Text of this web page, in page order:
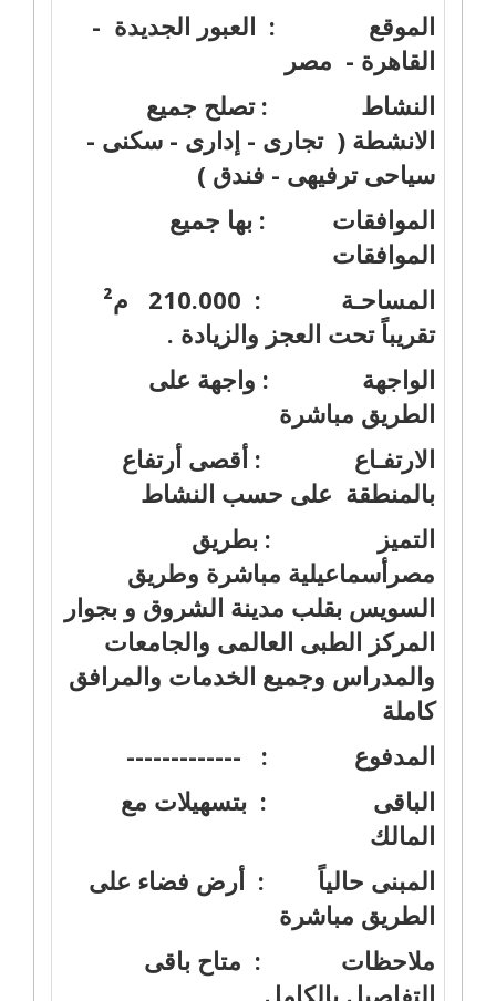
الموقع : العبور الجديدة -
القاهرة - مصر
النشاط : تصلح جميع
الانشطة ( تجارى - إدارى - سكنى -
سياحى ترفيهى - فندق )
الموافقات : بها جميع
الموافقات
تقريباً تحت العجز والزيادة .
الواجهة : واجهة على
الطريق مباشرة
الارتفـاع : أقصى أرتفاع
بالمنطقة على حسب النشاط
التميز : بطريق
مصرأسماعيلية مباشرة وطريق
السويس بقلب مدينة الشروق و بجوار
المركز الطبى العالمى والجامعات
والمدراس وجميع الخدمات والمرافق
كاملة
المدفوع : -------------
الباقى : بتسهيلات مع
المالك
المبنى حالياً : أرض فضاء على
الطريق مباشرة
ملاحظات : متاح باقى
التفاصيل بالكامل